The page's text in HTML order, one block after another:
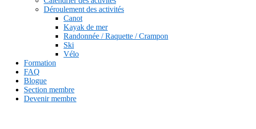
Déroulement des activités
Canot
Kayak de mer
Randonnée / Raquette / Crampon
Ski
Vélo
Formation
FAQ
Blogue
Section membre
Devenir membre